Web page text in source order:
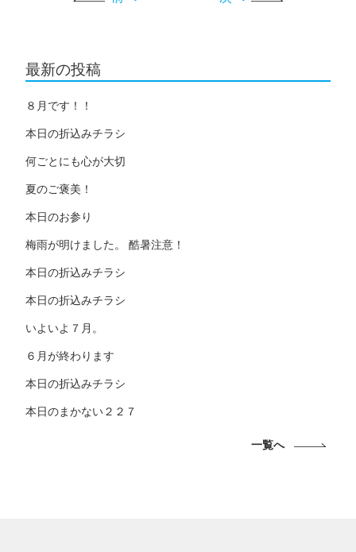
最新の投稿
８月です！！
本日の折込みチラシ
何ごとにも心が大切
夏のご褒美！
本日のお参り
梅雨が明けました。 酷暑注意！
本日の折込みチラシ
本日の折込みチラシ
いよいよ７月。
６月が終わります
本日の折込みチラシ
本日のまかない２２７
一覧へ